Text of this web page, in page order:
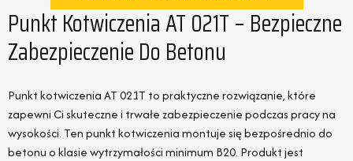
Punkt Kotwiczenia AT 021T – Bezpieczne
Zabezpieczenie Do Betonu
Punkt kotwiczenia AT 021T to praktyczne rozwiązanie, które
zapewni Ci skuteczne i trwałe zabezpieczenie podczas pracy na
wysokości. Ten punkt kotwiczenia montuje się bezpośrednio do
betonu o klasie wytrzymałości minimum B20. Produkt jest